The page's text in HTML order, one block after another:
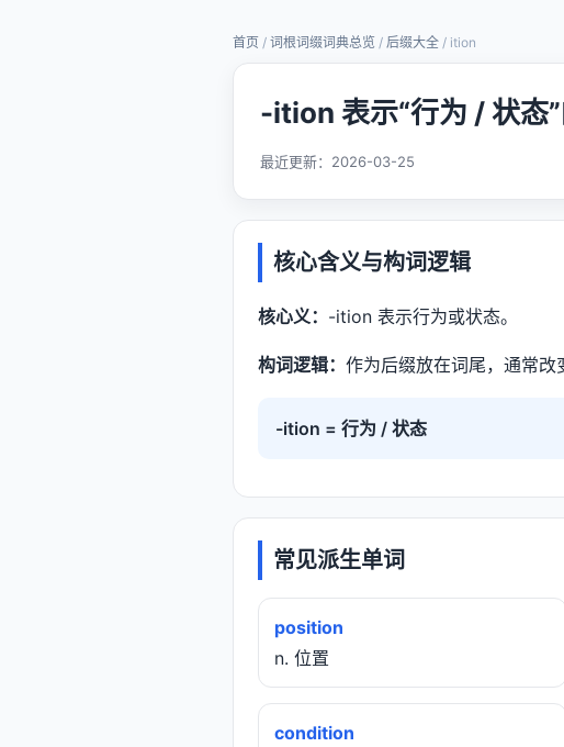
首页 / 词根词缀词典总览 / 后缀大全 / ition
-ition 表示“行为 / 状态
最近更新： 2026-03-25
核心含义与构词逻辑
核心义： -ition 表示行为或状态。
构词逻辑： 作为后缀放在词尾，通常改
-ition = 行为 / 状态
常见派生单词
position
n. 位置
condition